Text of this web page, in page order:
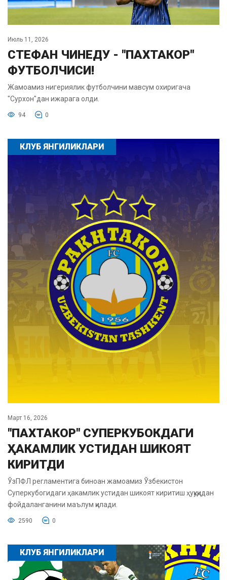
Июль 11, 2026
СТЕФАН ЧИНЕДУ - "ПАХТАКОР"
ФУТБОЛЧИСИ!
Жамоамиз нигериялик футболчини мавсум охиригача
"Сурхон"дан ижарага олди.
94 0
КЛУБ ЯНГИЛИКЛАРИ
Март 16, 2026
"ПАХТАКОР" СУПЕРКУБОКДАГИ
ҲАКАМЛИК УСТИДАН ШИКОЯТ
КИРИТДИ
ЎзПФЛ регламентига биноан жамоамиз Ўзбекистон
Суперкубогидаги ҳакамлик устидан шикоят киритиш ҳуқуқидан
фойдаланганини маълум қилади.
2590 0
КЛУБ ЯНГИЛИКЛАРИ